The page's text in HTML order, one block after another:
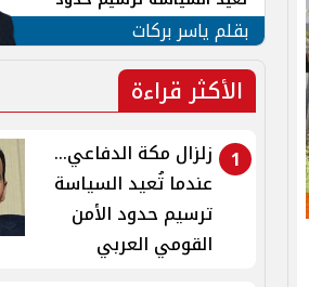
الأمن القومي العربي
بقلم ياسر بركات
الأكثر قراءة
1
زلزال مكة الدفاعي...
عندما تُعيد السياسة
ترسيم حدود الأمن
القومي العربي